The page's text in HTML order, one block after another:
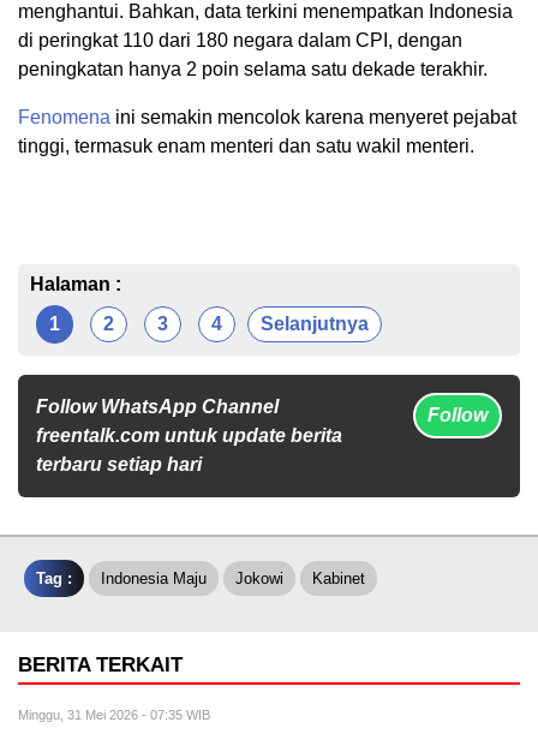
menghantui. Bahkan, data terkini menempatkan Indonesia
di peringkat 110 dari 180 negara dalam CPI, dengan
peningkatan hanya 2 poin selama satu dekade terakhir.
Fenomena ini semakin mencolok karena menyeret pejabat
tinggi, termasuk enam menteri dan satu wakil menteri.
Halaman :
1
2 3 4 Selanjutnya
Follow WhatsApp Channel
freentalk.com untuk update berita
terbaru setiap hari
Follow
Tag : Indonesia Maju Jokowi Kabinet
BERITA TERKAIT
Minggu, 31 Mei 2026 - 07:35 WIB